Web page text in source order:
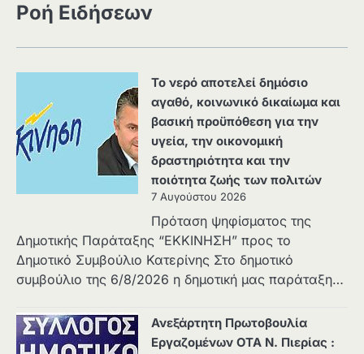
Ροή Ειδήσεων
Το νερό αποτελεί δημόσιο
αγαθό, κοινωνικό δικαίωμα και
βασική προϋπόθεση για την
υγεία, την οικονομική
δραστηριότητα και την
ποιότητα ζωής των πολιτών
7 Αυγούστου 2026
Πρόταση ψηφίσματος της
Δημοτικής Παράταξης “ΕΚΚΙΝΗΣΗ” προς το
Δημοτικό Συμβούλιο Κατερίνης Στο δημοτικό
συμβούλιο της 6/8/2026 η δημοτική μας παράταξη…
Ανεξάρτητη Πρωτοβουλία
Εργαζομένων ΟΤΑ Ν. Πιερίας :